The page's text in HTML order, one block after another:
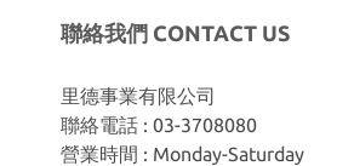
聯絡我們 CONTACT US
里德事業有限公司
聯絡電話 : 03-3708080
營業時間 : Monday-Saturday